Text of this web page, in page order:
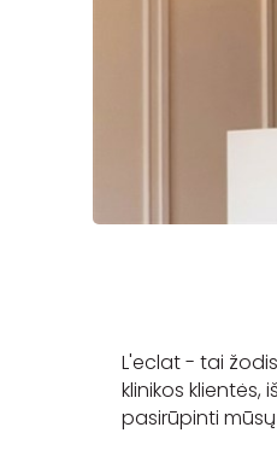
L'eclat - tai
klinikos klientės,
pasirūpinti